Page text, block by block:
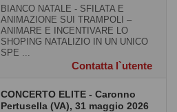
BIANCO NATALE - SFILATA E
ANIMAZIONE SUI TRAMPOLI –
ANIMARE E INCENTIVARE LO
SHOPING NATALIZIO IN UN UNICO
SPE ...
Contatta l`utente
CONCERTO ELITE - Caronno
Pertusella (VA), 31 maggio 2026